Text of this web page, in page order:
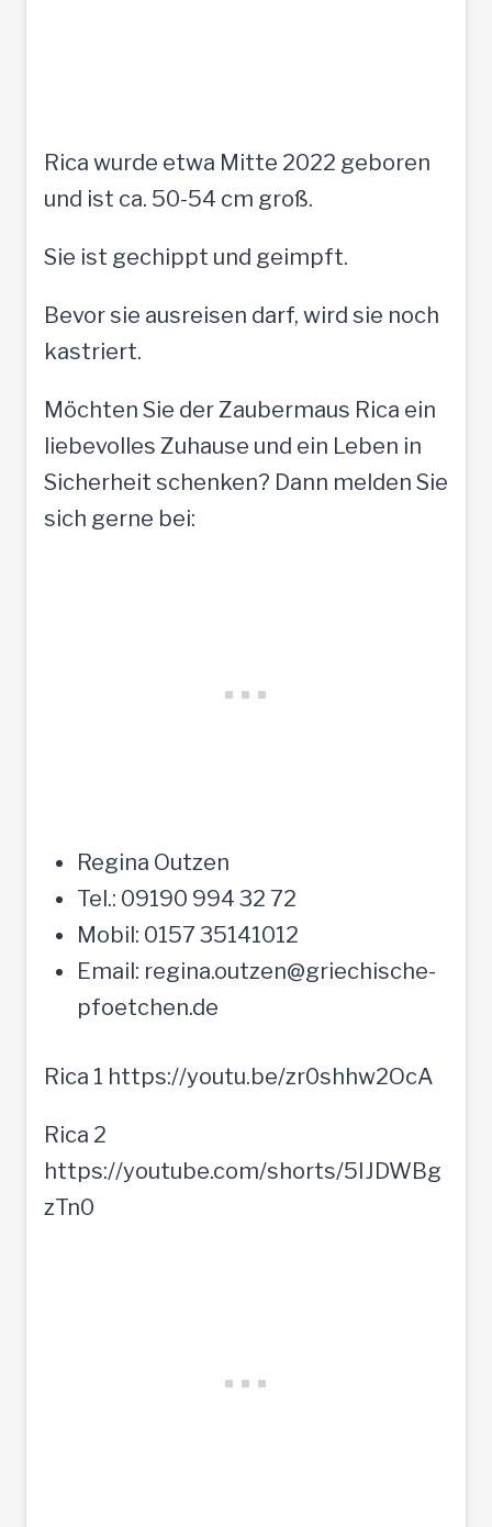
Rica wurde etwa Mitte 2022 geboren
und ist ca. 50-54 cm groß.
Sie ist gechippt und geimpft.
Bevor sie ausreisen darf, wird sie noch
kastriert.
Möchten Sie der Zaubermaus Rica ein
liebevolles Zuhause und ein Leben in
Sicherheit schenken? Dann melden Sie
sich gerne bei:
Regina Outzen
Tel.: 09190 994 32 72
Mobil: 0157 35141012
Email: regina.outzen@griechische-
pfoetchen.de
Rica 1 https://youtu.be/zr0shhw2OcA
Rica 2
https://youtube.com/shorts/5IJDWBg
zTn0